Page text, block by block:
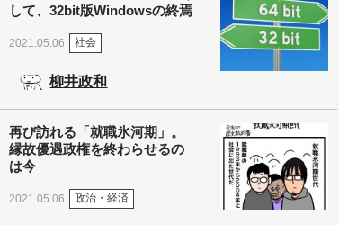
して、32bit版Windowsの終焉
2021.05.06 社会
柳井政和
再び訪れる「就職氷河期」。
縁故優遇政権を終わらせるの
は今
2021.05.06 政治・経済